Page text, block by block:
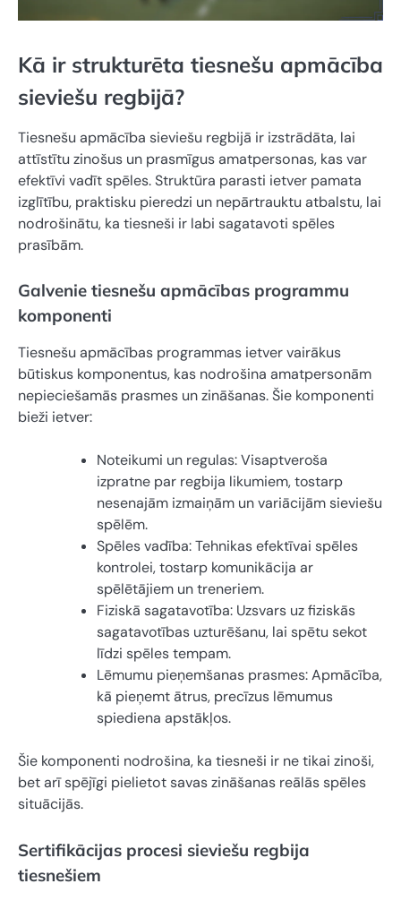
Kā ir strukturēta tiesnešu apmācība
sieviešu regbijā?
Tiesnešu apmācība sieviešu regbijā ir izstrādāta, lai
attīstītu zinošus un prasmīgus amatpersonas, kas var
efektīvi vadīt spēles. Struktūra parasti ietver pamata
izglītību, praktisku pieredzi un nepārtrauktu atbalstu, lai
nodrošinātu, ka tiesneši ir labi sagatavoti spēles
prasībām.
Galvenie tiesnešu apmācības programmu
komponenti
Tiesnešu apmācības programmas ietver vairākus
būtiskus komponentus, kas nodrošina amatpersonām
nepieciešamās prasmes un zināšanas. Šie komponenti
bieži ietver:
Noteikumi un regulas: Visaptveroša
izpratne par regbija likumiem, tostarp
nesenajām izmaiņām un variācijām sieviešu
spēlēm.
Spēles vadība: Tehnikas efektīvai spēles
kontrolei, tostarp komunikācija ar
spēlētājiem un treneriem.
Fiziskā sagatavotība: Uzsvars uz fiziskās
sagatavotības uzturēšanu, lai spētu sekot
līdzi spēles tempam.
Lēmumu pieņemšanas prasmes: Apmācība,
kā pieņemt ātrus, precīzus lēmumus
spiediena apstākļos.
Šie komponenti nodrošina, ka tiesneši ir ne tikai zinoši,
bet arī spējīgi pielietot savas zināšanas reālās spēles
situācijās.
Sertifikācijas procesi sieviešu regbija
tiesnešiem